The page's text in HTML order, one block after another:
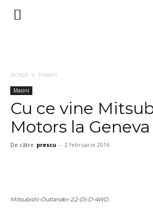
Acasă Masini
Masini
Cu ce vine
Motors la Geneva
De către prescu - 2 februarie 2016
Mitsubishi-Outlander-2.2-DI-D-4WD